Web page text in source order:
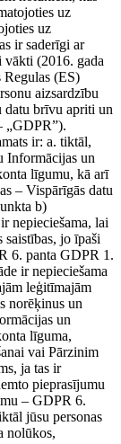
uz
uz
ir saderīgi ar
vākti (2016. gada
Regulas (ES)
aizsardzību
datu brīvu apriti un
„GDPR”).
ir: a. tiktāl,
Informācijas un
līgumu, kā arī
– Vispārīgās datu
b)
nepieciešama, lai
jo īpaši
6. panta GDPR 1.
ir nepieciešama
leģitīmajām
norēķinus un
un
līguma,
vai Pārzinim
ja tas ir
pieprasījumu
– GDPR 6.
jūsu personas
nolūkos,